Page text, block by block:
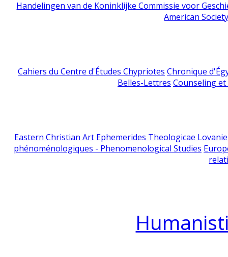
Handelingen van de Koninklijke Commissie voor
American
Cahiers du Centre d'Études Chypriotes Chronique
Belles-Lettres Counseling
Eastern Christian Art Ephemerides Theologicae
phénoménologiques - Phenomenological Studies